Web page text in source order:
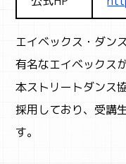
エイベックス・ダン
有名なエイベックス
本ストリートダンス
採用しており、受講
す。